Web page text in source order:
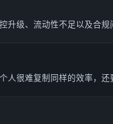
升级、流动性不足以及合规
很难复制同样的效率，还